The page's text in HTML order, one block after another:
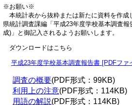
※お願い※
本統計表から抜粋または新たに資料を作成
県統計調査課編「平成23年度学校基本調査
成)」と御記入されるようお願いします。
ダウンロードはこちら
平成23年度学校基本調査報告書 [PDFファ
調査の概要(PDF形式：99KB)
利用上の注意(PDF形式：114KB)
用語の解説(PDF形式：114KB)